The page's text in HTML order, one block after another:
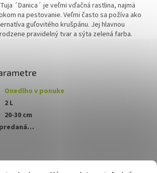
Tuja ´Danica´ je veľmi vďačná rastlina, najmä
na pestovanie. Veľmi často sa požíva ako
guľovitého krušpánu. Jej hlavnou
pravidelný tvar a sýta zelená farba.
Onedlho v ponuke
2 L
20-30 cm
Hurmikaki.com